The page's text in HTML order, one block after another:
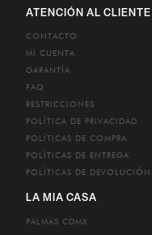
ATENCIÓN AL CLIENTE
CONTACTO
MI CUENTA
GARANTÍA
FAQ
RESTRICCIONES
POLÍTICA DE PRIVACIDAD
POLÍTICAS DE COMPRA
POLÍTICAS DE ENTREGA
POLÍTICAS DE DEVOLUCIÓN
LA MIA CASA
PALMAS CDMX